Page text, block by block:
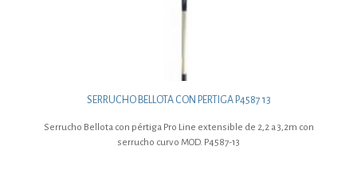
SERRUCHO BELLOTA CON PERTIGA P4587 13
Serrucho Bellota con pértiga Pro Line extensible de 2,2 a 3,2m con
serrucho curvo MOD. P4587-13